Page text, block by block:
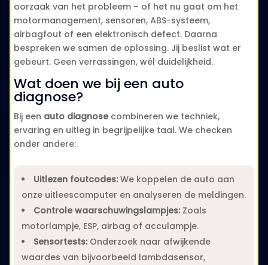
oorzaak van het probleem – of het nu gaat om het
motormanagement, sensoren, ABS-systeem,
airbagfout of een elektronisch defect. Daarna
bespreken we samen de oplossing. Jij beslist wat er
gebeurt. Geen verrassingen, wél duidelijkheid.
Wat doen we bij een auto
diagnose?
Bij een auto diagnosecombineren we techniek,
ervaring en uitleg in begrijpelijke taal. We checken
onder andere:
Uitlezen foutcodes:We koppelen de auto aan
onze uitleescomputer en analyseren de meldingen.
Controle waarschuwingslampjes:Zoals
motorlampje, ESP, airbag of acculampje.
Sensortests:Onderzoek naar afwijkende
waardes van bijvoorbeeld lambdasensor,